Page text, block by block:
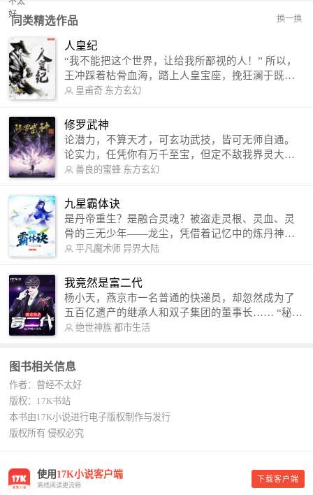
同类精选作品 换一换
人皇纪
“我不能把这个世界，让给我所鄙视的人！” 所以，
王冲踩着枯骨血海，踏上人皇宝座，挽狂澜于既
倒，扶大厦之将倾，成就了一段无上的传说！ 微信
微博：皇甫奇（地址：http://weibo.com/u/25284575
87） QQ交流群：320238210【普通群】 574501330
【VIP订阅群】 欢迎大家关注。
皇甫奇 东方玄幻
修罗武神
论潜力，不算天才，可玄功武技，皆可无师自通。
论实力，任凭你有万千至宝，但定不敌我界灵大
军。 我是谁？天下众生视我为修罗，却不知，我以
信公众号：善良的蜜蜂后援会）
善良的蜜蜂 东方玄幻
九星霸体诀
是丹帝重生？是融合灵魂？被盗走灵根、灵血、灵
骨的三无少年——龙尘，凭借着记忆中的炼丹神
术，修行神秘功法九星霸体诀，拨开重重迷雾，解
勾搭各色美女，镇压恶鬼邪神。 江湖传闻：龙
尘一到，地吼天啸。龙尘一出，鬼泣神哭。 本
故事纯属虚构，如有雷同，那就是真事儿，想要对
号入座，抓紧时间进群：487963015 微信公众号：
平凡魔术师 异界大陆
我竟然是富二代
杨小天，燕京市一名普通的快递员，却忽然成为了
五百亿遗产的继承人和双子集团的董事长…… “秘
书，给我定制一套百亿富翁的吃喝住行标准！” “好
呢？” “回杨总，开车太堵，已经给你安排了直升
机。” 从此，开启杨小天的百亿富翁之旅，只有他不
敢想的，没有秘书办不到的。
绝世神族 都市生活
图书相关信息
作者：曾经不太好
版权：17K书站
本书由17K小说进行电子版权制作与发行
版权所有 侵权必究
使用 17K小说客户端
离线阅读更流畅
下载客户端